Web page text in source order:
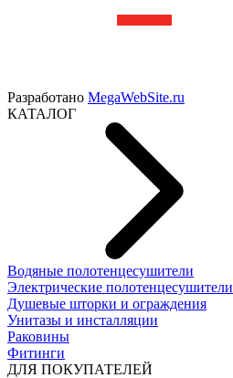
Разработано MegaWebSite.ru
КАТАЛОГ
Водяные полотенцесушители
Электрические полотенцесушители
Душевые шторки и ограждения
Унитазы и инсталляции
Раковины
Фитинги
ДЛЯ ПОКУПАТЕЛЕЙ